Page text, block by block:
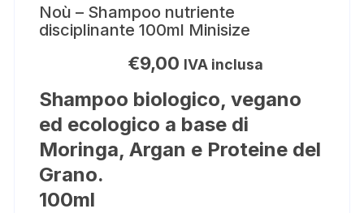
Noù – Shampoo nutriente
disciplinante 100ml Minisize
€9,00 IVA inclusa
Shampoo biologico, vegano
ed ecologico a base di
Moringa, Argan e Proteine del
Grano.
100ml